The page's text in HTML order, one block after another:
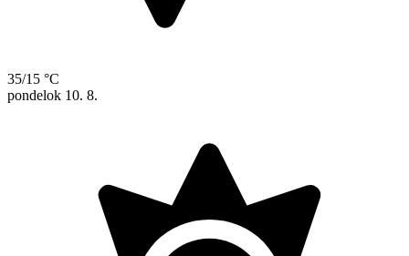
35/15 °C
pondelok 10. 8.